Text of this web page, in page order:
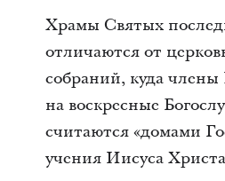
Храмы Святых
отличаются от
собраний, куда
на воскресные
считаются «домами
учения Иисуса